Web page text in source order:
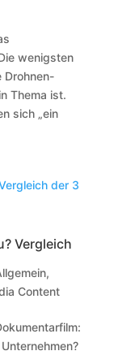
wenigsten
Drohnen-
Thema ist.
sich „ein
Vergleich
,
Content